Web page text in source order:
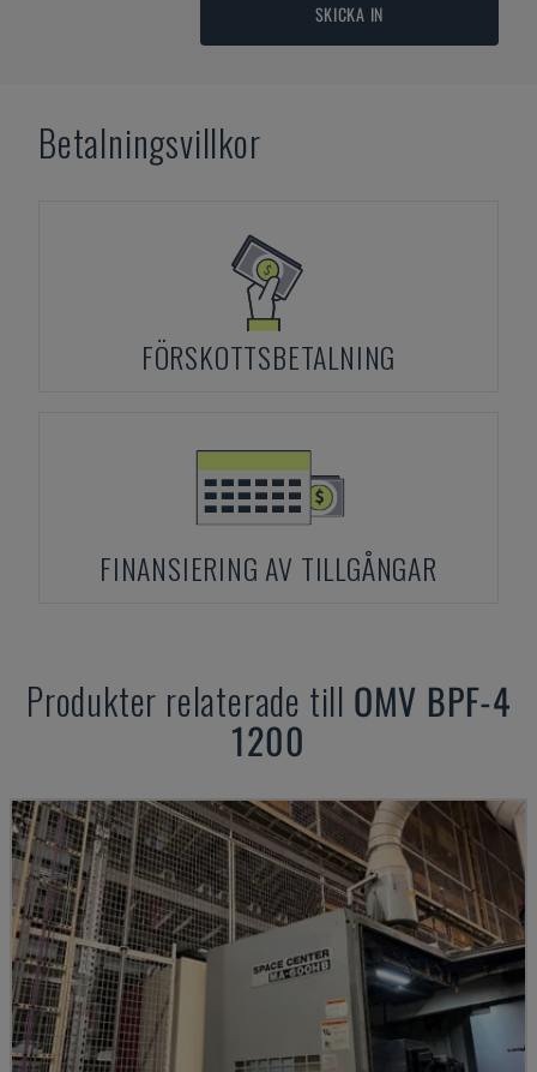
SKICKA IN
Betalningsvillkor
FÖRSKOTTSBETALNING
FINANSIERING AV TILLGÅNGAR
Produkter relaterade till OMV BPF-4
1200